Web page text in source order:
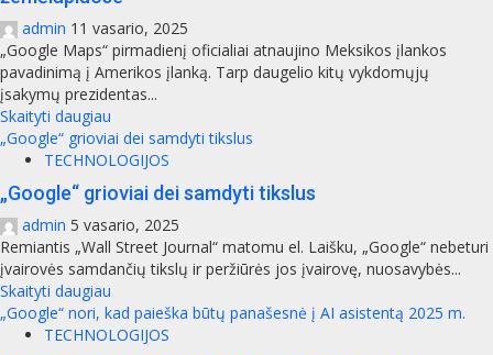
admin 11 vasario, 2025
„Google Maps“ pirmadienį oficialiai atnaujino Meksikos įlankos
pavadinimą į Amerikos įlanką. Tarp daugelio kitų vykdomųjų
įsakymų prezidentas...
Skaityti daugiau
„Google“ grioviai dei samdyti tikslus
TECHNOLOGIJOS
„Google“ grioviai dei samdyti tikslus
admin 5 vasario, 2025
Remiantis „Wall Street Journal“ matomu el. Laišku, „Google“ nebeturi
įvairovės samdančių tikslų ir peržiūrės jos įvairovę, nuosavybės...
Skaityti daugiau
„Google“ nori, kad paieška būtų panašesnė į AI asistentą 2025 m.
TECHNOLOGIJOS